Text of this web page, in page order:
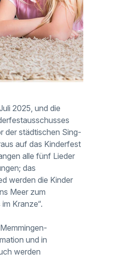
2025, und die
der städtischen Sing-
auf das Kinderfest
alle fünf Lieder
das
werden die Kinder
Meer zum
Kranze“.
und in
werden